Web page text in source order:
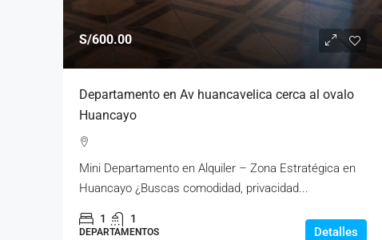
S/600.00
Departamento en Av huancavelica cerca al ovalo
Huancayo
Mini Departamento en Alquiler – Zona Estratégica en
Huancayo ¿Buscas comodidad, privacidad...
1 1
DEPARTAMENTOS Detalles